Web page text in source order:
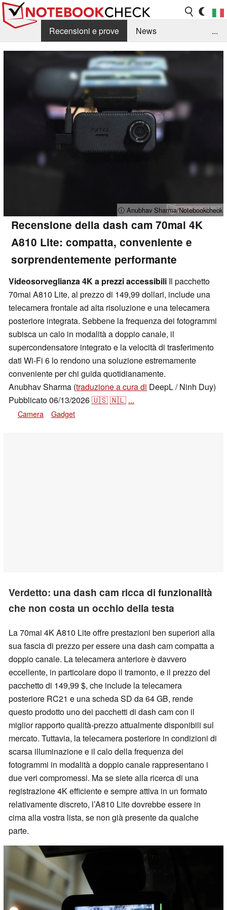
Recensioni e prove
News
Raccolta di recensioni
Info Techniche / Tips
Guida agli acquisti
Search Contact
...
ⓘ Anubhav Sharma/Notebookcheck
Recensione della dash cam 70mai 4K
A810 Lite: compatta, conveniente e
sorprendentemente performante
Videosorveglianza 4K a prezzi accessibili Il pacchetto
70mai A810 Lite, al prezzo di 149,99 dollari, include una
telecamera frontale ad alta risoluzione e una telecamera
posteriore integrata. Sebbene la frequenza dei fotogrammi
subisca un calo in modalità a doppio canale, il
supercondensatore integrato e la velocità di trasferimento
dati Wi-Fi 6 lo rendono una soluzione estremamente
conveniente per chi guida quotidianamente.
Anubhav Sharma (traduzione a cura di DeepL / Ninh Duy)
Pubblicato06/13/2026🇺🇸🇳🇱 ...
Camera Gadget
Verdetto: una dash cam ricca di funzionalità
che non costa un occhio della testa
La 70mai 4K A810 Lite offre prestazioni ben superiori alla
sua fascia di prezzo per essere una dash cam compatta a
doppio canale. La telecamera anteriore è davvero
eccellente, in particolare dopo il tramonto, e il prezzo del
pacchetto di 149,99 $, che include la telecamera
posteriore RC21 e una scheda SD da 64 GB, rende
questo prodotto uno dei pacchetti di dash cam con il
miglior rapporto qualità-prezzo attualmente disponibili sul
mercato. Tuttavia, la telecamera posteriore in condizioni di
scarsa illuminazione e il calo della frequenza dei
fotogrammi in modalità a doppio canale rappresentano i
due veri compromessi. Ma se siete alla ricerca di una
registrazione 4K efficiente e sempre attiva in un formato
relativamente discreto, l’A810 Lite dovrebbe essere in
cima alla vostra lista, se non già presente da qualche
parte.